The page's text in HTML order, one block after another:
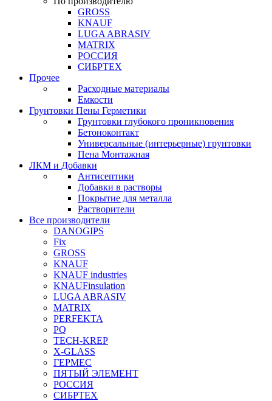
GROSS
KNAUF
LUGA ABRASIV
MATRIX
РОССИЯ
СИБРТЕХ
Прочее
Расходные материалы
Емкости
Грунтовки Пены Герметики
Грунтовки глубокого проникновения
Бетоноконтакт
Универсальные (интерьерные) грунтовки
Пена Монтажная
ЛКМ и Добавки
Антисептики
Добавки в растворы
Покрытие для металла
Растворители
Все производители
DANOGIPS
Fix
GROSS
KNAUF
KNAUF industries
KNAUFinsulation
LUGA ABRASIV
MATRIX
PERFEKTA
PQ
TECH-KREP
X-GLASS
ГЕРМЕС
ПЯТЫЙ ЭЛЕМЕНТ
РОССИЯ
СИБРТЕХ